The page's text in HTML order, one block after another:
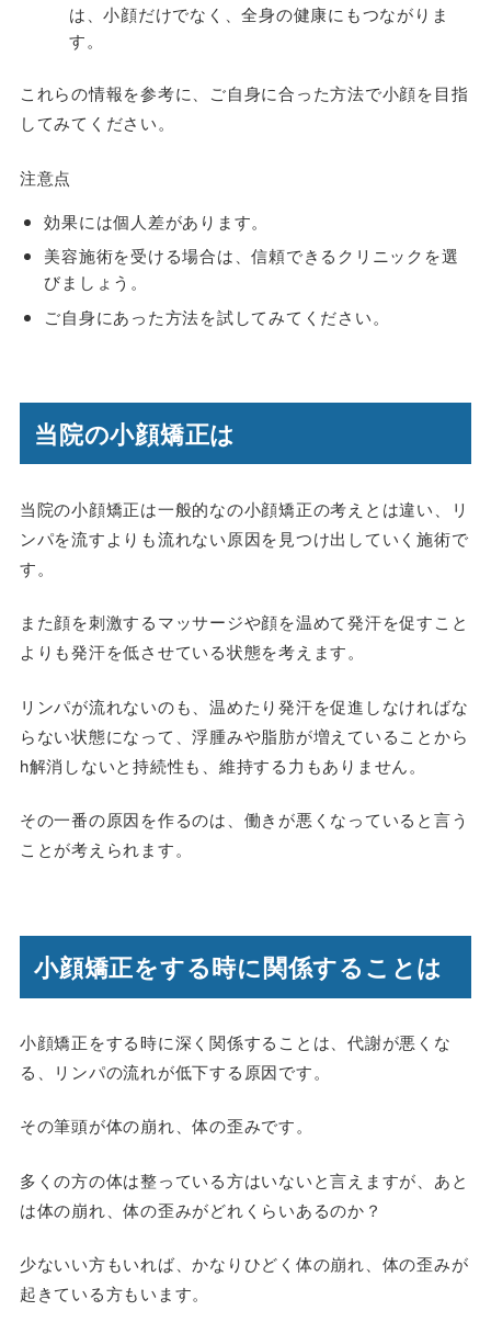
は、小顔だけでなく、全身の健康にもつながりま
す。
これらの情報を参考に、ご自身に合った方法で小顔を目指
してみてください。
注意点
効果には個人差があります。
美容施術を受ける場合は、信頼できるクリニックを選
びましょう。
ご自身にあった方法を試してみてください。
当院の小顔矯正は
当院の小顔矯正は一般的なの小顔矯正の考えとは違い、リ
ンパを流すよりも流れない原因を見つけ出していく施術で
す。
また顔を刺激するマッサージや顔を温めて発汗を促すこと
よりも発汗を低させている状態を考えます。
リンパが流れないのも、温めたり発汗を促進しなければな
らない状態になって、浮腫みや脂肪が増えていることから
h解消しないと持続性も、維持する力もありません。
その一番の原因を作るのは、働きが悪くなっていると言う
ことが考えられます。
小顔矯正をする時に関係することは
小顔矯正をする時に深く関係することは、代謝が悪くな
る、リンパの流れが低下する原因です。
その筆頭が体の崩れ、体の歪みです。
多くの方の体は整っている方はいないと言えますが、あと
は体の崩れ、体の歪みがどれくらいあるのか？
少ないい方もいれば、かなりひどく体の崩れ、体の歪みが
起きている方もいます。